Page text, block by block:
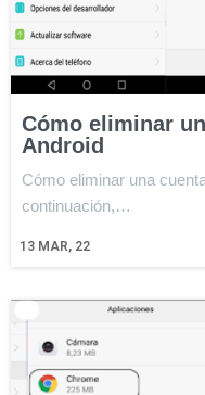
Cómo eliminar
Android
13 MAR, 22
Cómo eliminar una
continuación,…